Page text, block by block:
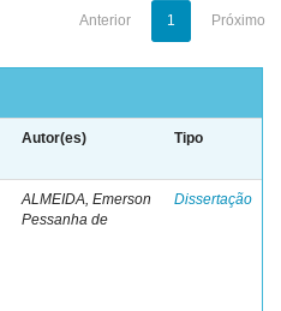
Anterior 1 Próximo
Autor(es) Tipo
ALMEIDA, Emerson
Pessanha de
Dissertação